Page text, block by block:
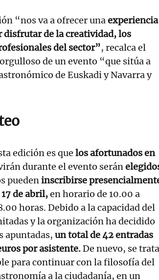
“nos va a ofrecer unaexperiencia
de la creatividad, los
del sector”, recalca el
orgulloso de un evento “que sitúa a
de Euskadi y Navarra y
edición es que los afortunados en
durante el evento serán
puedeninscribirse
de abril,en horario de 10.00 a
horas. Debido a la capacidad del
y la organización ha decidido
apuntadas, un total de 42 entradas
por asistente.De nuevo, se trata
para continuar con la filosofía del
a la ciudadanía, en un